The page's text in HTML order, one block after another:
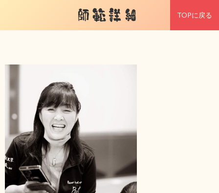
師範詳細 TOPに戻る